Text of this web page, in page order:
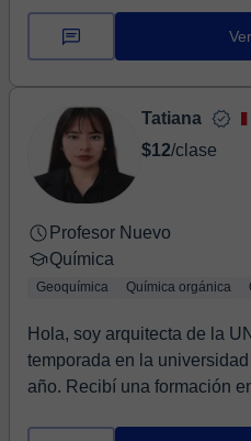
Tatiana
$12/clase
Profesor Nuevo
Química
Geoquímica Química orgánica
Hola, soy arquitecta de la
temporada en la
año. Recibí una formación